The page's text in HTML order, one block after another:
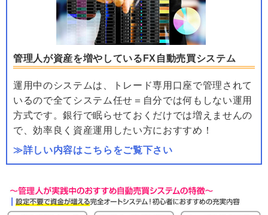
管理人が資産を増やしているFX自動売買システム
運用中のシステムは、トレード専用口座で管理されて
いるので全てシステム任せ＝自分では何もしない運用
方式です。銀行で眠らせておくだけでは増えませんの
で、効率良く資産運用したい方におすすめ！
≫詳しい内容はこちらをご覧下さい